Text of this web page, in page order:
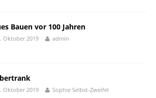
Bauen vor 100 Jahren
Oktober 2019 admin
Oktober 2019 Sophie Selbst-Zweifel